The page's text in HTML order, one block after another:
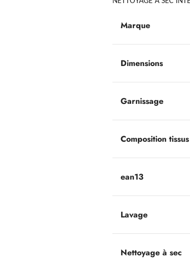
Marque
Dimensions
Garnissage
Composition tissus
ean13
Lavage
Nettoyage à sec